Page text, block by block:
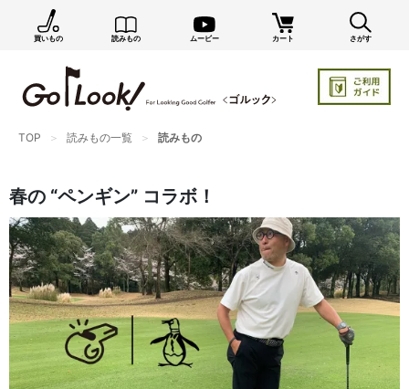
買いもの 読みもの ムービー カート さがす
TOP 読みもの一覧 読みもの
春の “ペンギン” コラボ！
×
GO/LOOK! からのお知らせ（受信設定）
新商品情報や編集部のオススメ、オトクな情報・買い
まだご登録でない方はぜひ！
編集部セレクトのスタイル提案・お得情報（ダイレクトメール）
カートに残っている商品のお知らせ（買い忘れ通知）
お知らせを受け取る
いつでもメール内のリンクから配信停止できます